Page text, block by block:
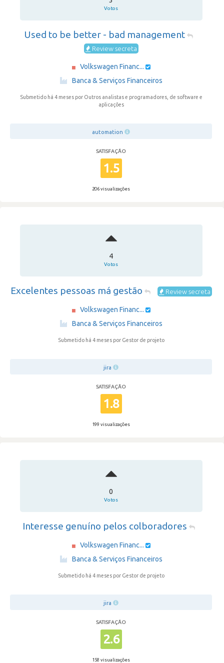
Votos
Used to be better - bad management
Review secreta
Volkswagen Financ...
Banca & Serviços Financeiros
Submetido há 4 meses por Outros analistas e programadores, de software e
aplicações
automation
SATISFAÇÃO
1.5
206 visualizações
4
Votos
Excelentes pessoas má gestão Review secreta
Volkswagen Financ...
Banca & Serviços Financeiros
Submetido há 4 meses por Gestor de projeto
jira
SATISFAÇÃO
1.8
199 visualizações
0
Votos
Interesse genuíno pelos colboradores
Volkswagen Financ...
Banca & Serviços Financeiros
Submetido há 4 meses por Gestor de projeto
jira
SATISFAÇÃO
2.6
158 visualizações